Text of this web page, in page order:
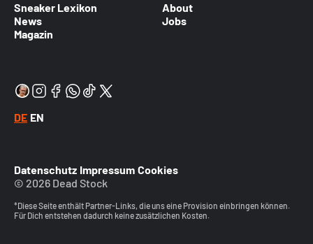
Sneaker Lexikon
News
Magazin
About
Jobs
DE EN
Datenschutz Impressum Cookies
© 2026 Dead Stock
*Diese Seite enthält Partner-Links, die uns eine Provision einbringen können.
Für Dich entstehen dadurch keine zusätzlichen Kosten.